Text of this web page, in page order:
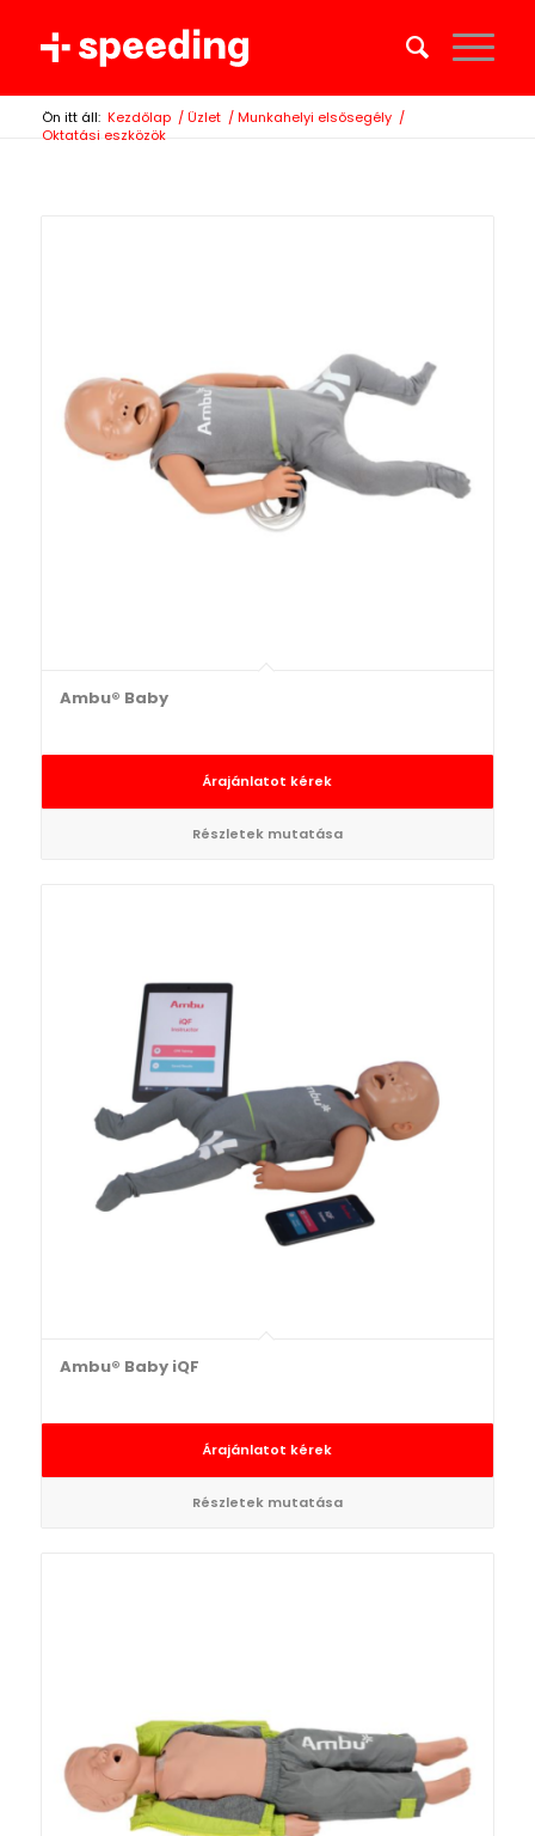
Ön itt áll: Kezdőlap / Üzlet / Munkahelyi elsősegély /
Oktatási eszközök
Ambu® Baby
Árajánlatot kérek
Részletek mutatása
Ambu® Baby iQF
Árajánlatot kérek
Részletek mutatása